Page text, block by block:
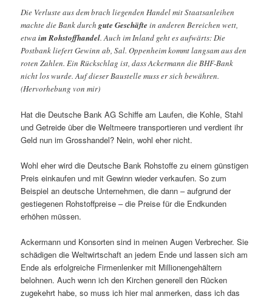
Die Verluste aus dem brach liegenden Handel mit Staatsanleihen
machte die Bank durch gute Geschäfte in anderen Bereichen wett,
etwaim Rohstoffhandel. Auch im Inland geht es aufwärts: Die
Postbank liefert Gewinn ab, Sal. Oppenheim kommt langsam aus den
roten Zahlen. Ein Rückschlag ist, dass Ackermann die BHF-Bank
nicht los wurde. Auf dieser Baustelle muss er sich bewähren.
(Hervorhebung von mir)
Hat die Deutsche Bank AG Schiffe am Laufen, die Kohle, Stahl
und Getreide über die Weltmeere transportieren und verdient ihr
Geld nun im Grosshandel? Nein, wohl eher nicht.
Wohl eher wird die Deutsche Bank Rohstoffe zu einem günstigen
Preis einkaufen und mit Gewinn wieder verkaufen. So zum
Beispiel an deutsche Unternehmen, die dann – aufgrund der
gestiegenen Rohstoffpreise – die Preise für die Endkunden
erhöhen müssen.
Ackermann und Konsorten sind in meinen Augen Verbrecher. Sie
schädigen die Weltwirtschaft an jedem Ende und lassen sich am
Ende als erfolgreiche Firmenlenker mit Millionengehältern
belohnen. Auch wenn ich den Kirchen generell den Rücken
zugekehrt habe, so muss ich hier mal anmerken, dass ich das